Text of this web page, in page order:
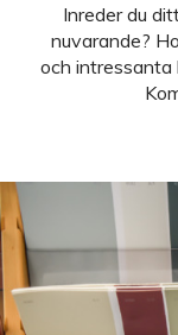
Inreder du
nuvarande?
och intressanta